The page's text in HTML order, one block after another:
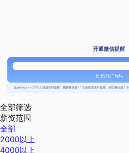
开通微信提醒
长按识别二维码
{{usertype=='2'?'个人投递实时提醒，招聘更快捷！':'企业回复实时提醒，求职更快捷！'}}
全部筛选
薪资范围
全部
2000以上
4000以上